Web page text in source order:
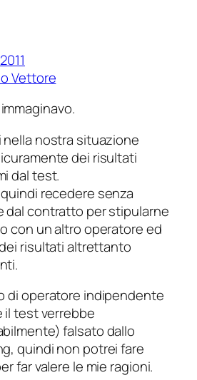
Vettore
nella nostra situazione
dei risultati
dal test.
recedere senza
dal contratto per stipularne
con un altro operatore ed
risultati altrettanto
di operatore indipendente
il test verrebbe
falsato dallo
quindi non potrei fare
far valere le mie ragioni.